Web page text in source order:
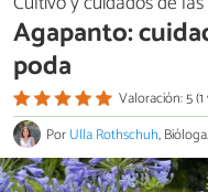
Agapanto:
poda
Valoración: 5
PorUlla Rothschuh, Bióloga.